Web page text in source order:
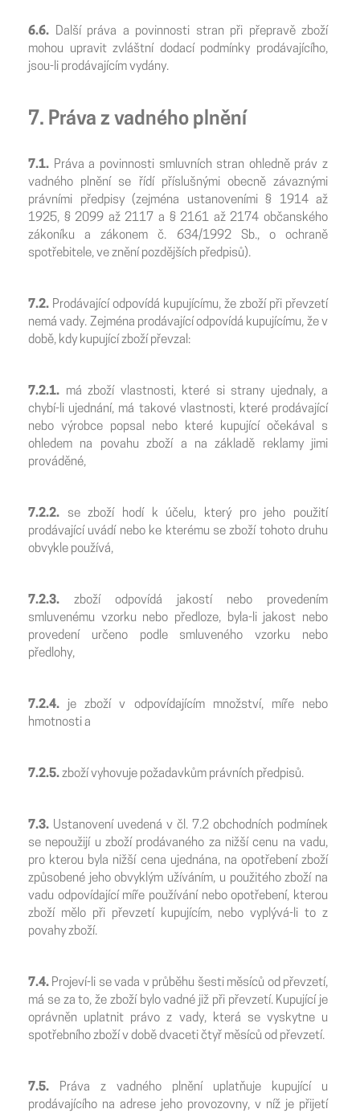
6.6.
Další práva a povinnosti stran při přepravě zboží
mohou upravit zvláštní dodací podmínky prodávajícího,
jsou-li prodávajícím vydány.
7. Práva z vadného plnění
7.1. Práva a povinnosti smluvních stran ohledně práv z
vadného plnění se řídí příslušnými obecně závaznými
právními předpisy (zejména ustanoveními § 1914 až
1925, § 2099 až 2117 a § 2161 až 2174 občanského
zákoníku a zákonem č. 634/1992 Sb., o ochraně
spotřebitele, ve znění pozdějších předpisů).
7.2. Prodávající odpovídá kupujícímu, že zboží při převzetí
nemá vady. Zejména prodávající odpovídá kupujícímu, že v
době, kdy kupující zboží převzal:
7.2.1. má zboží vlastnosti, které si strany ujednaly, a
chybí-li ujednání, má takové vlastnosti, které prodávající
nebo výrobce popsal nebo které kupující očekával s
ohledem na povahu zboží a na základě reklamy jimi
prováděné,
7.2.2. se zboží hodí k účelu, který pro jeho použití
prodávající uvádí nebo ke kterému se zboží tohoto druhu
obvykle používá,
7.2.3. zboží odpovídá jakostí nebo provedením
smluvenému vzorku nebo předloze, byla-li jakost nebo
provedení určeno podle smluveného vzorku nebo
předlohy,
7.2.4. je zboží v odpovídajícím množství, míře nebo
hmotnosti a
7.2.5.zboží vyhovuje požadavkům právních předpisů.
7.3. Ustanovení uvedená v čl. 7.2 obchodních podmínek
se nepoužijí u zboží prodávaného za nižší cenu na vadu,
pro kterou byla nižší cena ujednána, na opotřebení zboží
způsobené jeho obvyklým užíváním, u použitého zboží na
vadu odpovídající míře používání nebo opotřebení, kterou
zboží mělo při převzetí kupujícím, nebo vyplývá-li to z
povahy zboží.
7.4. Projeví-li se vada v průběhu šesti měsíců od převzetí,
má se za to, že zboží bylo vadné již při převzetí. Kupující je
oprávněn uplatnit právo z vady, která se vyskytne u
spotřebního zboží v době dvaceti čtyř měsíců od převzetí.
7.5.
Práva z vadného plnění uplatňuje kupující u
prodávajícího na adrese jeho provozovny, v níž je přijetí